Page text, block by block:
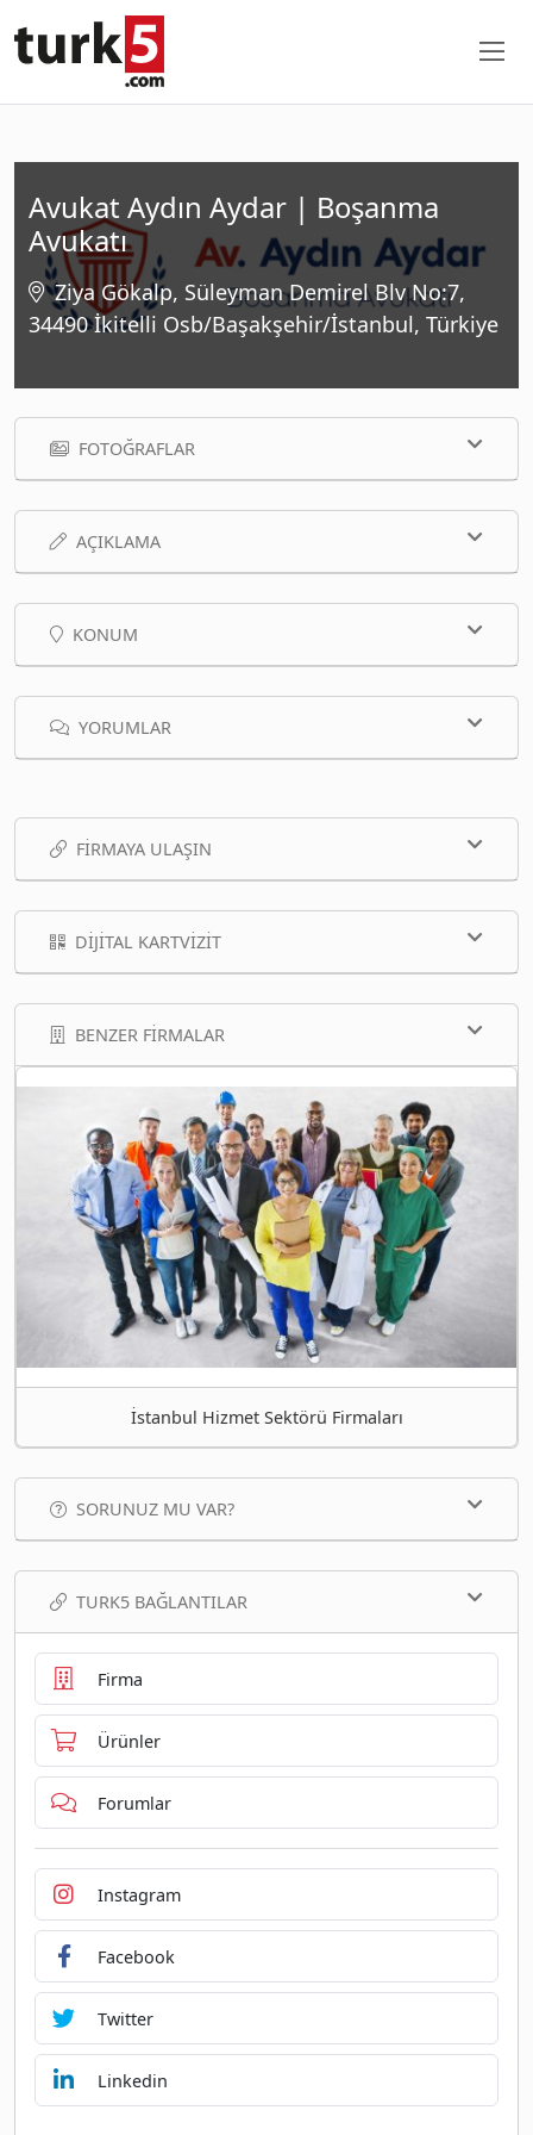
Avukat Aydın Aydar | Boşanma
Avukatı
Ziya Gökalp, Süleyman Demirel Blv No:7,
34490 İkitelli Osb/Başakşehir/İstanbul, Türkiye
FOTOĞRAFLAR
AÇIKLAMA
KONUM
YORUMLAR
FIRMAYA ULAŞIN
DIJITAL KARTVIZIT
BENZER FIRMALAR
İstanbul Hizmet Sektörü Firmaları
SORUNUZ MU VAR?
TURK5 BAĞLANTILAR
Firma
Ürünler
Forumlar
Instagram
Facebook
Twitter
Linkedin